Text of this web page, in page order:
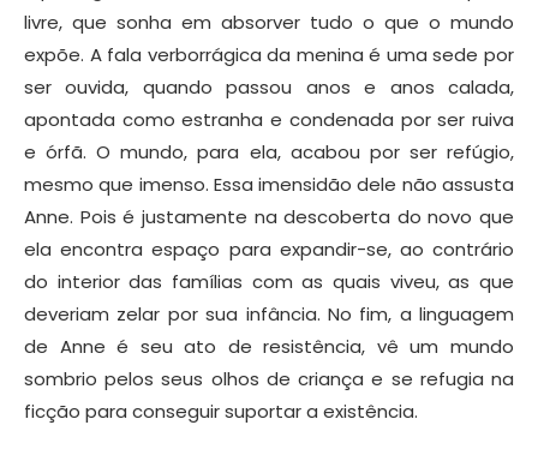
livre, que sonha em absorver tudo o que o mundo
expõe. A fala verborrágica da menina é uma sede por
ser ouvida, quando passou anos e anos calada,
apontada como estranha e condenada por ser ruiva
e órfã. O mundo, para ela, acabou por ser refúgio,
mesmo que imenso. Essa imensidão dele não assusta
Anne. Pois é justamente na descoberta do novo que
ela encontra espaço para expandir-se, ao contrário
do interior das famílias com as quais viveu, as que
deveriam zelar por sua infância. No fim, a linguagem
de Anne é seu ato de resistência, vê um mundo
sombrio pelos seus olhos de criança e se refugia na
ficção para conseguir suportar a existência.